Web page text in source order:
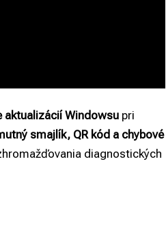
aktualizácií Windowsu pri
smajlík, QR kód a chybové
diagnostických